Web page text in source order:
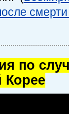
по